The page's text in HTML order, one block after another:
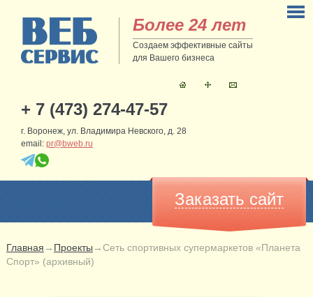
Более 24 лет
Создаем эффективные сайты
для Вашего бизнеса
+ 7 (473) 274-47-57
г. Воронеж, ул. Владимира Невского, д. 28
email: pr@bweb.ru
Заказать сайт
Главная → Проекты →Сеть спортивных супермаркетов «Планета
Спорт» (архивный)